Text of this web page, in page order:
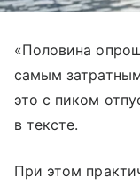
«Половина
самым
это с пиком
в тексте.
При этом